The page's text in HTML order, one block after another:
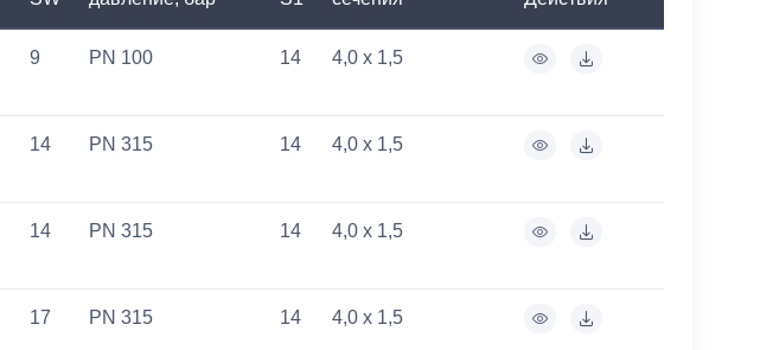
9 PN 100 14 4,0 x 1,5
14 PN 315 14 4,0 x 1,5
14 PN 315 14 4,0 x 1,5
17 PN 315 14 4,0 x 1,5